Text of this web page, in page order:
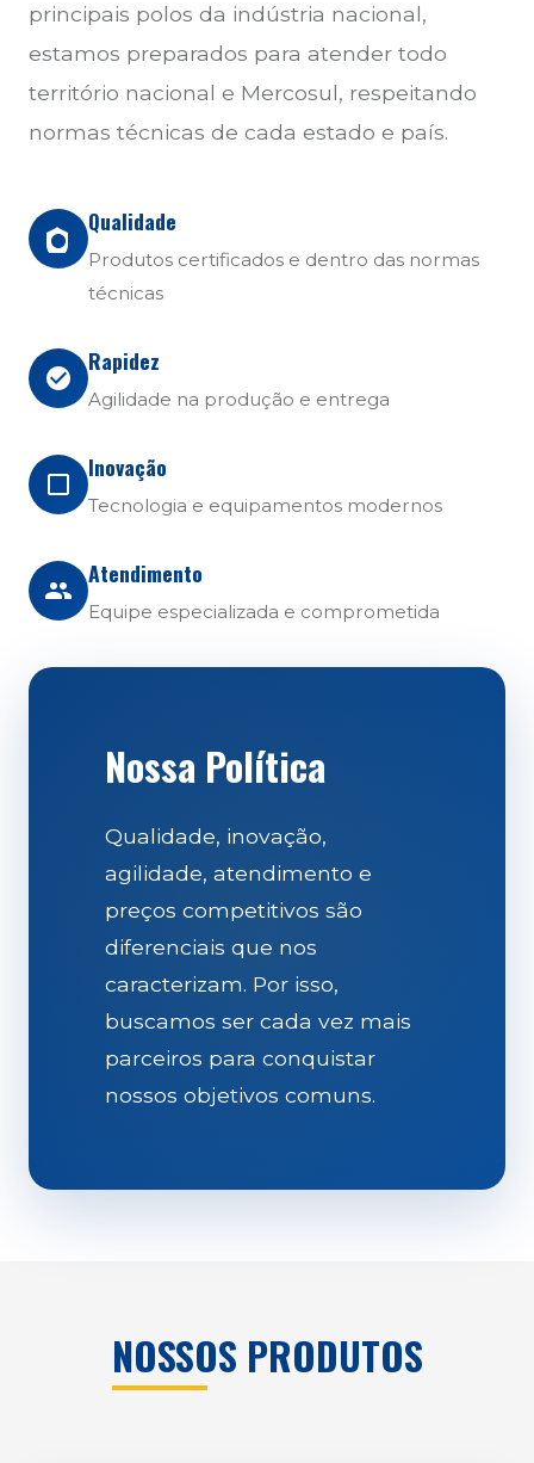
principais polos da indústria nacional,
estamos preparados para atender todo
território nacional e Mercosul, respeitando
normas técnicas de cada estado e país.
Qualidade
Produtos certificados e dentro das normas
técnicas
Rapidez
Agilidade na produção e entrega
Inovação
Tecnologia e equipamentos modernos
Atendimento
Equipe especializada e comprometida
Nossa Política
Qualidade, inovação,
agilidade, atendimento e
preços competitivos são
diferenciais que nos
caracterizam. Por isso,
buscamos ser cada vez mais
parceiros para conquistar
nossos objetivos comuns.
NOSSOS PRODUTOS